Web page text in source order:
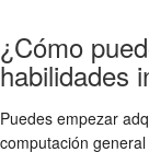
¿Cómo
habilidades
Puedes empezar
computación